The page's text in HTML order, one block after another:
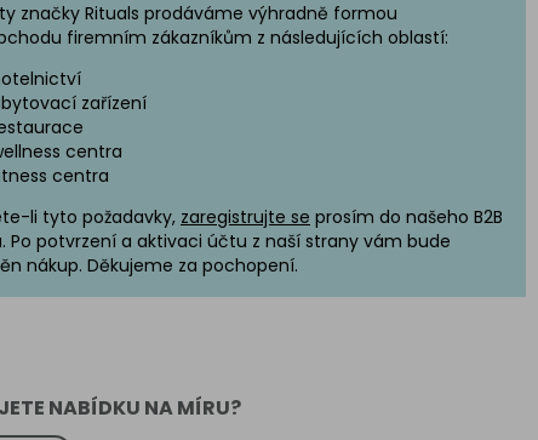
značky Rituals prodáváme výhradně formou
firemním zákazníkům z následujících oblastí:
zařízení
centra
centra
li tyto požadavky, zaregistrujte se prosím do našeho B2B
Po potvrzení a aktivaci účtu z naší strany vám bude
nákup. Děkujeme za pochopení.
NABÍDKU NA MÍRU?